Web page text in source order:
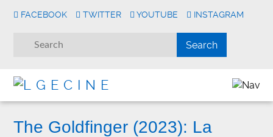
FACEBOOK TWITTER YOUTUBE INSTAGRAM
The Goldfinger (2023): La